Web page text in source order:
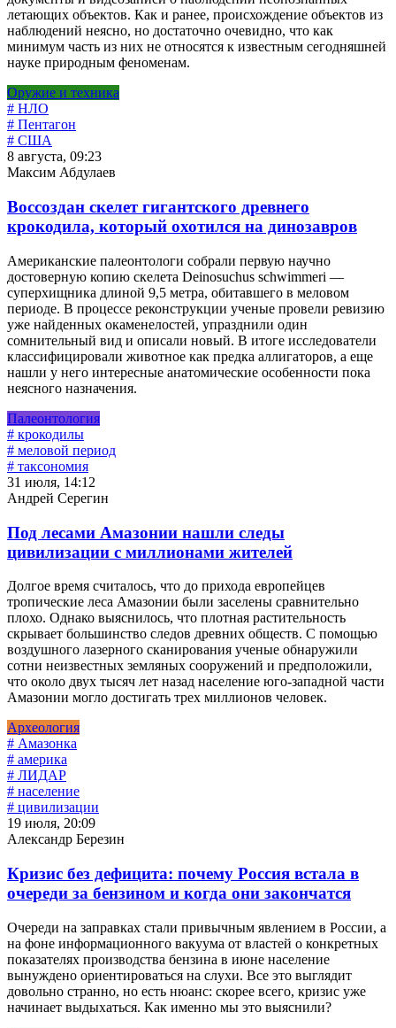
летающих объектов. Как и ранее, происхождение объектов из
наблюдений неясно, но достаточно очевидно, что как
минимум часть из них не относятся к известным сегодняшней
науке природным феноменам.
Оружие и техника
# НЛО
# Пентагон
# США
8 августа, 09:23
Максим Абдулаев
Воссоздан скелет гигантского древнего
крокодила, который охотился на динозавров
Американские палеонтологи собрали первую научно
достоверную копию скелета Deinosuchus schwimmeri —
суперхищника длиной 9,5 метра, обитавшего в меловом
периоде. В процессе реконструкции ученые провели ревизию
уже найденных окаменелостей, упразднили один
сомнительный вид и описали новый. В итоге исследователи
классифицировали животное как предка аллигаторов, а еще
нашли у него интересные анатомические особенности пока
неясного назначения.
Палеонтология
# крокодилы
# меловой период
# таксономия
31 июля, 14:12
Андрей Серегин
Под лесами Амазонии нашли следы
цивилизации с миллионами жителей
Долгое время считалось, что до прихода европейцев
тропические леса Амазонии были заселены сравнительно
плохо. Однако выяснилось, что плотная растительность
скрывает большинство следов древних обществ. С помощью
воздушного лазерного сканирования ученые обнаружили
сотни неизвестных земляных сооружений и предположили,
что около двух тысяч лет назад население юго-западной части
Амазонии могло достигать трех миллионов человек.
Археология
# Амазонка
# америка
# ЛИДАР
# население
# цивилизации
19 июля, 20:09
Александр Березин
Кризис без дефицита: почему Россия встала в
очереди за бензином и когда они закончатся
Очереди на заправках стали привычным явлением в России, а
на фоне информационного вакуума от властей о конкретных
показателях производства бензина в июне население
вынуждено ориентироваться на слухи. Все это выглядит
довольно странно, но есть нюанс: скорее всего, кризис уже
начинает выдыхаться. Как именно мы это выяснили?